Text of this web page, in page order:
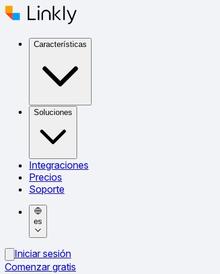
Características
Soluciones
Integraciones
Precios
Soporte
es
Iniciar sesión
Comenzar gratis